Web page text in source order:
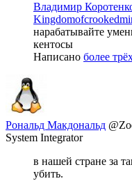
Владимир
нарабатывайте
кентосы
Написано более
Рональд Макдональд
System Integrator
в нашей стране за
убить.